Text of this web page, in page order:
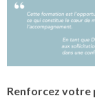
Renforcez votre